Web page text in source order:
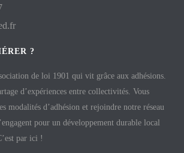
?
de loi 1901 qui vit grâce aux adhésions.
d’expériences entre collectivités. Vous
modalités d’adhésion et rejoindre notre réseau
pour un développement durable local
par ici !